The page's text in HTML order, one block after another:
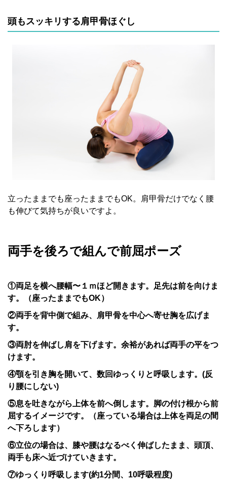
頭もスッキリする肩甲骨ほぐし
立ったままでも座ったままでもOK。肩甲骨だけでなく腰
も伸びて気持ちが良いですよ。
両手を後ろで組んで前屈ポーズ
①両足を横へ腰幅〜１ｍほど開きます。足先は前を向けま
す。（座ったままでもOK）
②両手を背中側で組み、肩甲骨を中心へ寄せ胸を広げま
す。
③両肘を伸ばし肩を下げます。余裕があれば両手の平をつ
けます。
④顎を引き胸を開いて、数回ゆっくりと呼吸します。(反
り腰にしない)
⑤息を吐きながら上体を前へ倒します。脚の付け根から前
屈するイメージです。（座っている場合は上体を両足の間
へ下ろします）
⑥立位の場合は、膝や腰はなるべく伸ばしたまま、頭頂、
両手も床へ近づけていきます。
⑦ゆっくり呼吸します(約1分間、10呼吸程度)